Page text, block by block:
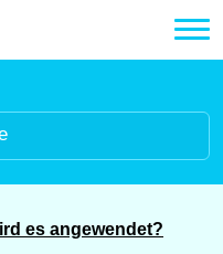
es angewendet?